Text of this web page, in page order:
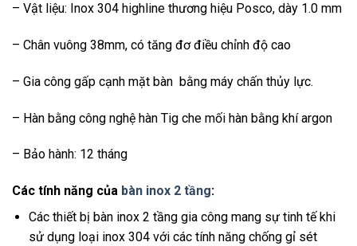
– Vật liệu: Inox 304 highline thương hiệu Posco, dày 1.0 mm
– Chân vuông 38mm, có tăng đơ điều chỉnh độ cao
– Gia công gấp cạnh mặt bàn bằng máy chấn thủy lực.
– Hàn bằng công nghệ hàn Tig che mối hàn bằng khí argon
– Bảo hành: 12 tháng
Các tính năng của bàn inox 2 tầng:
Các thiết bị bàn inox 2 tầng gia công mang sự tinh tế khi
sử dụng loại inox 304 với các tính năng chống gỉ sét